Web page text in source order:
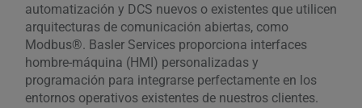
automatización y DCS nuevos o existentes que utilicen
arquitecturas de comunicación abiertas, como
Modbus®. Basler Services proporciona interfaces
hombre-máquina (HMI) personalizadas y
programación para integrarse perfectamente en los
entornos operativos existentes de nuestros clientes.